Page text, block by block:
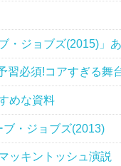
・ジョブズ(2015)」
習必須!コアすぎる舞
めな資料
ブ・ジョブズ(2013)
ッキントッシュ演説